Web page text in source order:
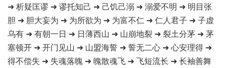
➜ 析疑匡谬 ➜ 谬托知己 ➜ 己饥己溺 ➜ 溺爱不明 ➜ 明目张
胆 ➜ 胆大妄为 ➜ 为所欲为 ➜ 为富不仁 ➜ 仁人君子 ➜ 子虚
乌有 ➜ 有朝一日 ➜ 日薄西山 ➜ 山崩地裂 ➜ 裂土分茅 ➜ 茅
塞顿开 ➜ 开门见山 ➜ 山盟海誓 ➜ 誓无二心 ➜ 心安理得 ➜
得不偿失 ➜ 失魂落魄 ➜ 魄散魂飞 ➜ 飞短流长 ➜ 长袖善舞